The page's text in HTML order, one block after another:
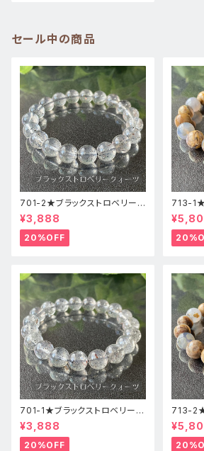
セール中の商品
701-2★ブラックストロベリーク
ォーツ【高品質】天然石ブレスレ
ッパワーストーン
¥3,888
20%OFF
713-1★
ドニー
ットパワ
701-1★ブラックストロベリーク
ォーツ【高品質】天然石ブレスレ
ッパワーストーン
¥3,888
20%OFF
713-2★
ドニー
ットパワ